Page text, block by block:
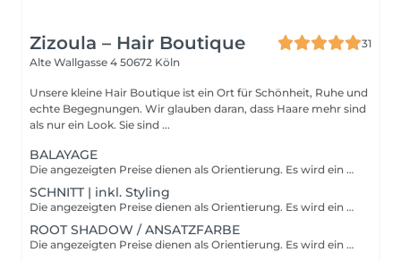
Zizoula – Hair Boutique
31
Alte Wallgasse 4 50672 Köln
Unsere kleine Hair Boutique ist ein Ort für Schönheit, Ruhe und
echte Begegnungen. Wir glauben daran, dass Haare mehr sind
als nur ein Look. Sie sind ...
BALAYAGE
Die angezeigten Preise dienen als Orientierung. Es wird ein mehr Aufwand berechnet, sollte Haarlänge und Haarmenge den durchschnitt überschreiten. Da jede Behandlung individuell auf deine Ausgangssituation abgestimmt wird, kann der genaue Preis erst nach persönlicher Beratung festgelegt werden. Viele unserer Leistungen sind als Pakete gestaltet. Diese beinhalten weitere Leistungen wie Beratung, bei Aufhellung auch ein Glossing, Pflege, verschiedene Treatments, Styling, etc.
SCHNITT | inkl. Styling
Die angezeigten Preise dienen als Orientierung. Es wird ein mehr Aufwand berechnet, sollte Haarlänge und Haarmenge den durchschnitt überschreiten. Da jede Behandlung individuell auf deine Ausgangssituation abgestimmt wird, kann der genaue Preis erst nach persönlicher Beratung festgelegt werden. Viele unserer Leistungen sind als Pakete gestaltet. Diese beinhalten weitere Leistungen wie Beratung, bei Aufhellung auch ein Glossing, Pflege, verschiedene Treatments, Styling, etc.
ROOT SHADOW / ANSATZFARBE
Die angezeigten Preise dienen als Orientierung. Es wird ein mehr Aufwand berechnet, sollte Haarlänge und Haarmenge den durchschnitt überschreiten. Da jede Behandlung individuell auf deine Ausgangssituation abgestimmt wird, kann der genaue Preis erst nach persönlicher Beratung festgelegt werden. Viele unserer Leistungen sind als Pakete gestaltet. Diese beinhalten weitere Leistungen wie Beratung, bei Aufhellung auch ein Glossing, Pflege, verschiedene Treatments, Styling, etc.